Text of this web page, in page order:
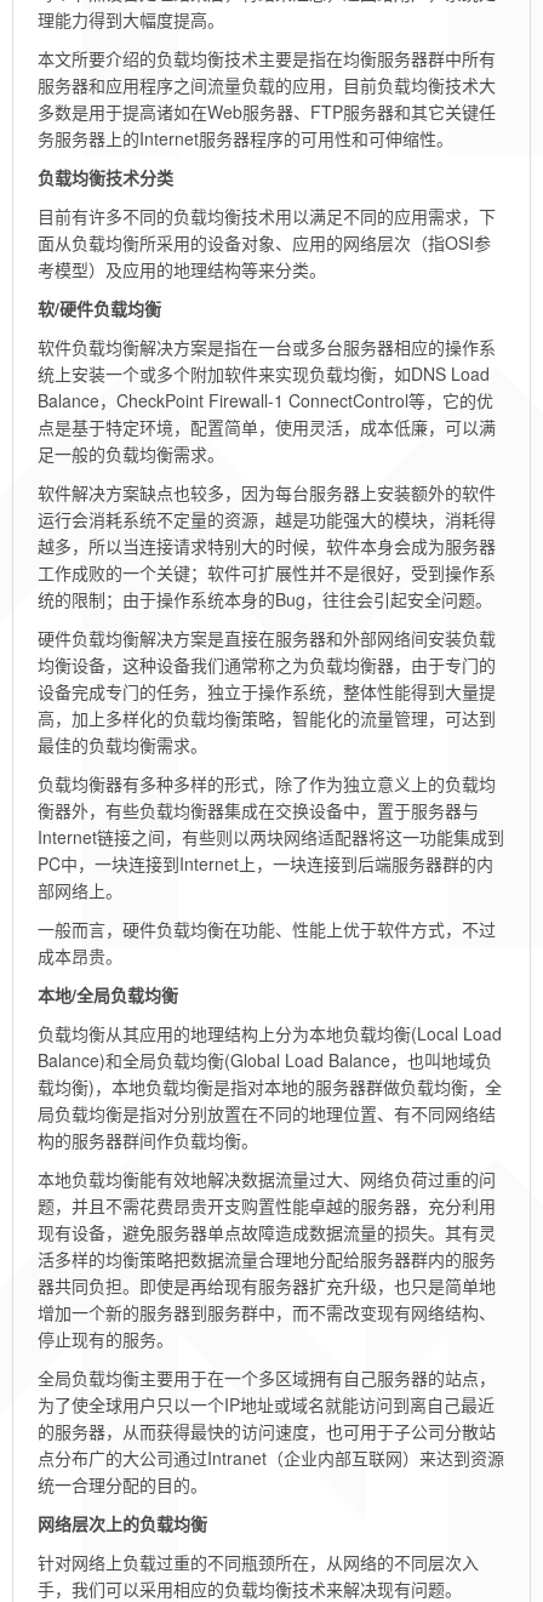
理能力得到大幅度提高。
本文所要介绍的负载均衡技术主要是指在均衡服务器群中所有
服务器和应用程序之间流量负载的应用，目前负载均衡技术大
多数是用于提高诸如在Web服务器、FTP服务器和其它关键任
务服务器上的Internet服务器程序的可用性和可伸缩性。
负载均衡技术分类
目前有许多不同的负载均衡技术用以满足不同的应用需求，下
面从负载均衡所采用的设备对象、应用的网络层次（指OSI参
考模型）及应用的地理结构等来分类。
软/硬件负载均衡
软件负载均衡解决方案是指在一台或多台服务器相应的操作系
统上安装一个或多个附加软件来实现负载均衡，如DNS Load
Balance，CheckPoint Firewall-1 ConnectControl等，它的优
点是基于特定环境，配置简单，使用灵活，成本低廉，可以满
足一般的负载均衡需求。
软件解决方案缺点也较多，因为每台服务器上安装额外的软件
运行会消耗系统不定量的资源，越是功能强大的模块，消耗得
越多，所以当连接请求特别大的时候，软件本身会成为服务器
工作成败的一个关键；软件可扩展性并不是很好，受到操作系
统的限制；由于操作系统本身的Bug，往往会引起安全问题。
硬件负载均衡解决方案是直接在服务器和外部网络间安装负载
均衡设备，这种设备我们通常称之为负载均衡器，由于专门的
设备完成专门的任务，独立于操作系统，整体性能得到大量提
高，加上多样化的负载均衡策略，智能化的流量管理，可达到
最佳的负载均衡需求。
负载均衡器有多种多样的形式，除了作为独立意义上的负载均
衡器外，有些负载均衡器集成在交换设备中，置于服务器与
Internet链接之间，有些则以两块网络适配器将这一功能集成到
PC中，一块连接到Internet上，一块连接到后端服务器群的内
部网络上。
一般而言，硬件负载均衡在功能、性能上优于软件方式，不过
成本昂贵。
本地/全局负载均衡
负载均衡从其应用的地理结构上分为本地负载均衡(Local Load
Balance)和全局负载均衡(Global Load Balance，也叫地域负
载均衡)，本地负载均衡是指对本地的服务器群做负载均衡，全
局负载均衡是指对分别放置在不同的地理位置、有不同网络结
构的服务器群间作负载均衡。
本地负载均衡能有效地解决数据流量过大、网络负荷过重的问
题，并且不需花费昂贵开支购置性能卓越的服务器，充分利用
现有设备，避免服务器单点故障造成数据流量的损失。其有灵
活多样的均衡策略把数据流量合理地分配给服务器群内的服务
器共同负担。即使是再给现有服务器扩充升级，也只是简单地
增加一个新的服务器到服务群中，而不需改变现有网络结构、
停止现有的服务。
全局负载均衡主要用于在一个多区域拥有自己服务器的站点，
为了使全球用户只以一个IP地址或域名就能访问到离自己最近
的服务器，从而获得最快的访问速度，也可用于子公司分散站
点分布广的大公司通过Intranet（企业内部互联网）来达到资源
统一合理分配的目的。
网络层次上的负载均衡
针对网络上负载过重的不同瓶颈所在，从网络的不同层次入
手，我们可以采用相应的负载均衡技术来解决现有问题。